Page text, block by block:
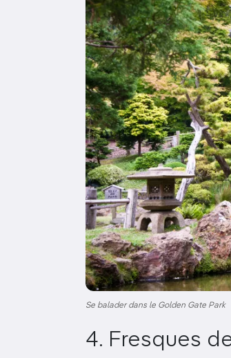
Se balader dans le Golden Gate Park
4. Fresques